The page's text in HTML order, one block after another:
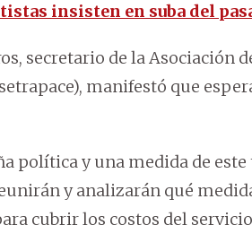
insisten en suba del
secretario de la Asociación
manifestó que
política y una medida de
y analizarán qué
cubrir los costos del